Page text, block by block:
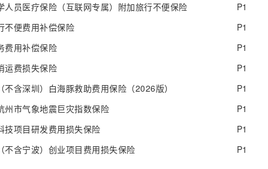
员医疗保险（互联网专属）附加旅行不便保险
P1
不便费用补偿保险
P1
费用补偿保险
P1
运费损失保险
P1
含深圳）白海豚救助费用保险（2026版）
P1
州市气象地震巨灾指数保险
P1
技项目研发费用损失保险
P1
含宁波）创业项目费用损失保险
P1